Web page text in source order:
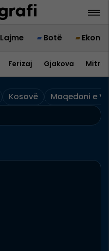
Lajme Botë
Ferizaj Gjakova
Kosovë Maqedoni e